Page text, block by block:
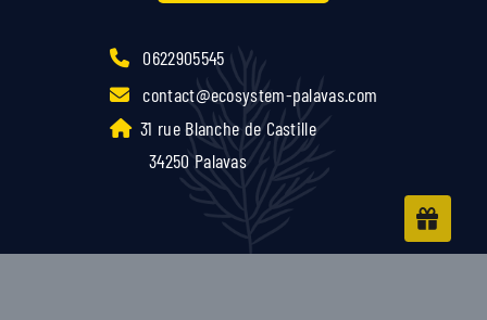
0622905545
contact@ecosystem-palavas.com
31 rue Blanche de Castille
34250 Palavas